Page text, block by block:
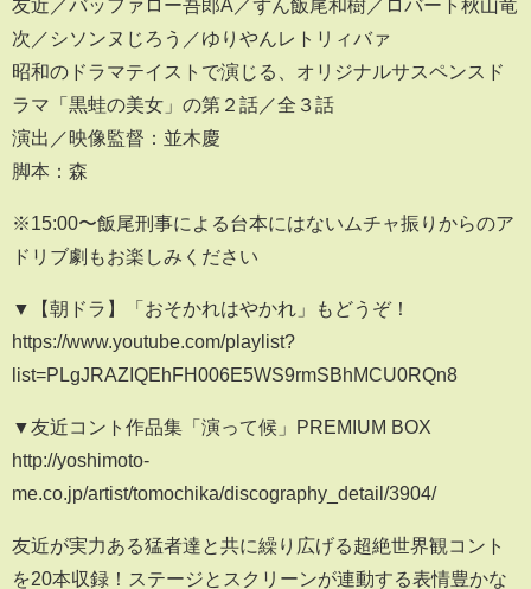
友近／バッファロー吾郎A／ずん飯尾和樹／ロバート秋山竜
次／シソンヌじろう／ゆりやんレトリィバァ
昭和のドラマテイストで演じる、オリジナルサスペンスド
ラマ「黒蛙の美女」の第２話／全３話
演出／映像監督：並木慶
脚本：森
※15:00〜飯尾刑事による台本にはないムチャ振りからのア
ドリブ劇もお楽しみください
▼【朝ドラ】「おそかれはやかれ」もどうぞ！
https://www.youtube.com/playlist?
list=PLgJRAZIQEhFH006E5WS9rmSBhMCU0RQn8
▼友近コント作品集「演って候」PREMIUM BOX
http://yoshimoto-
me.co.jp/artist/tomochika/discography_detail/3904/
友近が実力ある猛者達と共に繰り広げる超絶世界観コント
を20本収録！ステージとスクリーンが連動する表情豊かな